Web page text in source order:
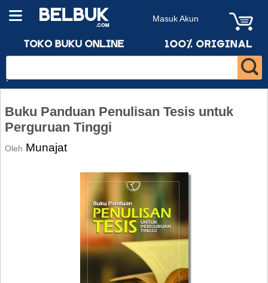
Masuk Akun
Buku Panduan Penulisan Tesis untuk
Perguruan Tinggi
Oleh Munajat